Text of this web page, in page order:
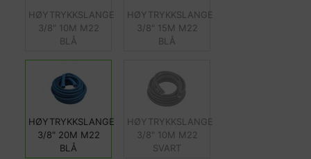
HØYTRYKKSLANGE
3/8" 10M M22
BLÅ
HØYTRYKKSLANGE
3/8" 15M M22
BLÅ
HØYTRYKKSLANGE
3/8" 20M M22
BLÅ
HØYTRYKKSLANGE
3/8" 10M M22
SVART